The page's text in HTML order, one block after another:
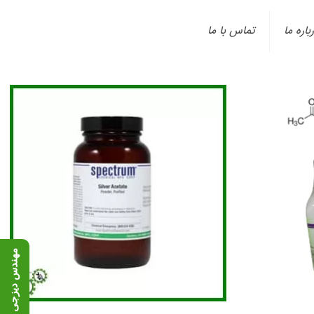
ما تماس با ما
م
۹